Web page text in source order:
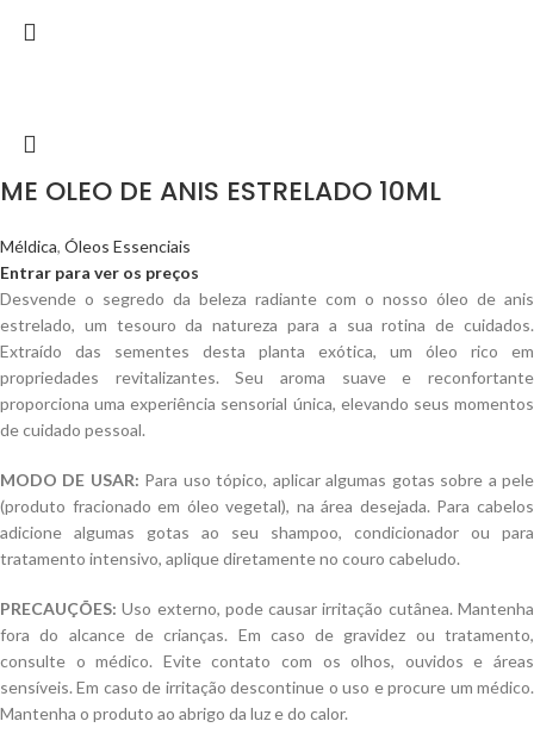
ME OLEO DE ANIS ESTRELADO 10ML
Méldica, Óleos Essenciais
Entrar para ver os preços
Desvende o segredo da beleza radiante com o nosso óleo de anis
estrelado, um tesouro da natureza para a sua rotina de cuidados.
Extraído das sementes desta planta exótica, um óleo rico em
propriedades revitalizantes. Seu aroma suave e reconfortante
proporciona uma experiência sensorial única, elevando seus momentos
de cuidado pessoal.
MODO DE USAR: Para uso tópico, aplicar algumas gotas sobre a pele
(produto fracionado em óleo vegetal), na área desejada. Para cabelos
adicione algumas gotas ao seu shampoo, condicionador ou para
tratamento intensivo, aplique diretamente no couro cabeludo.
PRECAUÇÕES: Uso externo, pode causar irritação cutânea. Mantenha
fora do alcance de crianças. Em caso de gravidez ou tratamento,
consulte o médico. Evite contato com os olhos, ouvidos e áreas
sensíveis. Em caso de irritação descontinue o uso e procure um médico.
Mantenha o produto ao abrigo da luz e do calor.